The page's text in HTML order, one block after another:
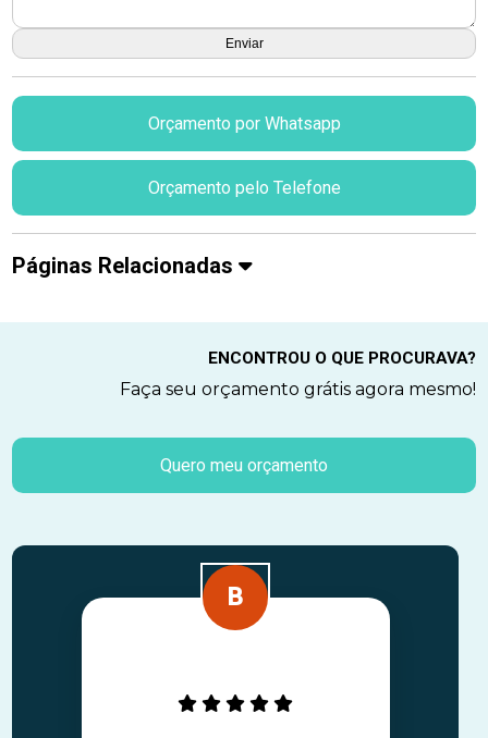
Orçamento por Whatsapp
Orçamento pelo Telefone
Páginas Relacionadas
ENCONTROU O QUE PROCURAVA?
Faça seu orçamento grátis agora mesmo!
Quero meu orçamento